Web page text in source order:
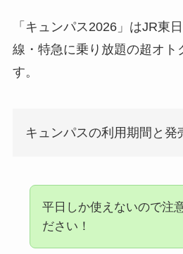
「キュンパス2026」はJR東
線・特急に乗り放題の超オト
す。
キュンパスの利用期間と発
平日しか使えないので注
ださい！